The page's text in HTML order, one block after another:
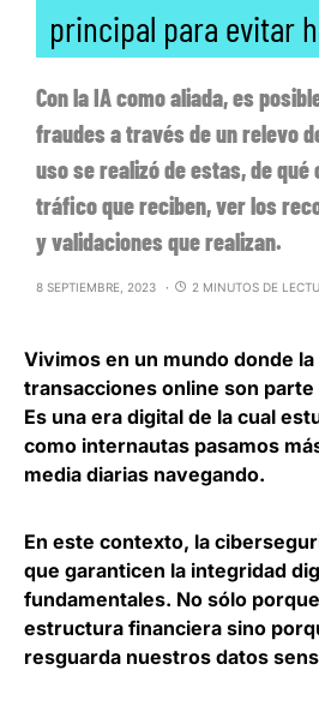
principal para evitar
Con la IA como aliada, es
fraudes a través de un relevo
uso se realizó de estas, de qué
tráfico que reciben, ver los
y validaciones que realizan.
8 SEPTIEMBRE, 2023 2 MINUTOS DE
Vivimos en un mundo donde
transacciones online son
Es una era digital de la cual
como internautas pasamos
media diarias navegando.
En este contexto, la
que garanticen la integridad
fundamentales. No sólo
estructura financiera sino
resguarda nuestros datos